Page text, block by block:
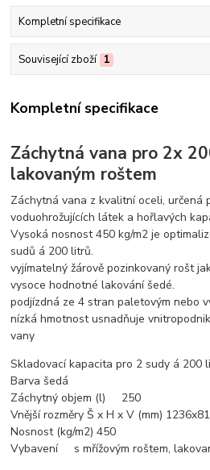
Kompletní specifikace
Související zboží 1
Kompletní specifikace
Záchytná vana pro 2x
lakovaným roštem
Záchytná vana z kvalitní oceli, určená
voduohrožujících látek a hořlavých
Vysoká nosnost 450 kg/m2 je
sudů á 200 litrů.
vyjímatelný žárově pozinkovaný rošt
vysoce hodnotné lakování šedé.
podjízdná ze 4 stran paletovým nebo
nízká hmotnost usnadňuje
vany
Skladovací kapacita pro 2 sudy á 200
Barva šedá
Záchytný objem (l) 250
Vnější rozměry Š x H x V (mm)
Nosnost (kg/m2) 450
Vybavení s mřížovým roštem,